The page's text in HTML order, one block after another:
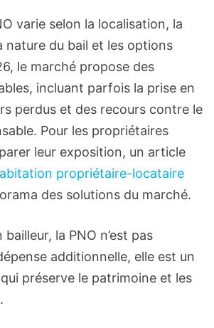
varie selon la localisation, la
nature du bail et les options
le marché propose des
incluant parfois la prise en
perdus et des recours contre le
Pour les propriétaires
leur exposition, un article
propriétaire-locataire
des solutions du marché.
la PNO n’est pas
additionnelle, elle est un
préserve le patrimoine et les